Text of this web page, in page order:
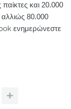
και 20.000
80.000
ενημερώνεστε